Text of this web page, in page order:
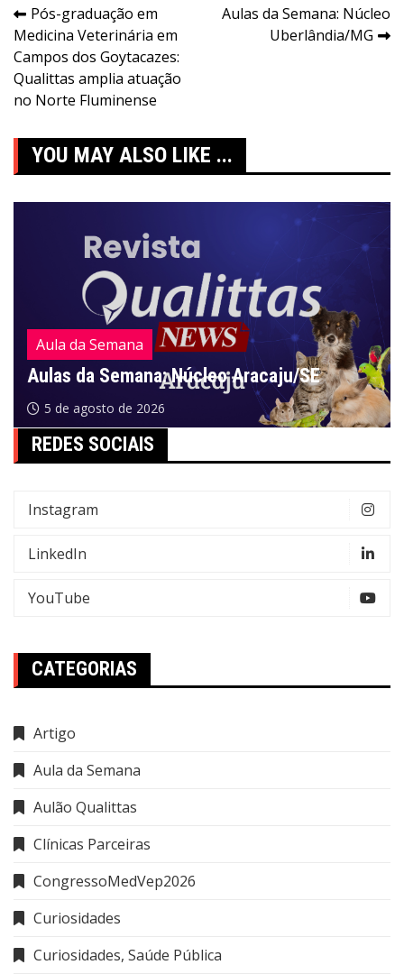
Navegação
de
Post
Pós-graduação em
Medicina Veterinária em
Campos dos Goytacazes:
Qualittas amplia atuação
no Norte Fluminense
Aulas da Semana: Núcleo
Uberlândia/MG
YOU MAY ALSO LIKE ...
Aula da Semana
Aulas da Semana: Núcleo Aracaju/SE
5 de agosto de 2026
REDES SOCIAIS
Instagram
LinkedIn
YouTube
CATEGORIAS
Artigo
Aula da Semana
Aulão Qualittas
Clínicas Parceiras
CongressoMedVep2026
Curiosidades
Curiosidades, Saúde Pública